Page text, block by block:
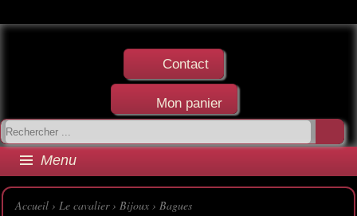
Contact
Mon panier
Menu
Accueil ›Le cavalier›Bijoux ›Bagues